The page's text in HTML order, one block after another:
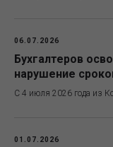
06.07.2026
Бухгалтеров
нарушение
С 4 июля 2026 года из
01.07.2026